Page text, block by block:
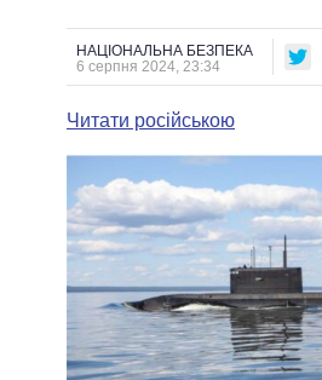
КАБІНЕТ МІНІСТРІВ
ГОЛОВИ
МЕРИ МІСТ
ПОРІВНЯННЯ
НАЦІОНАЛЬНА БЕЗПЕКА
6 серпня 2024, 23:34
Читати російською